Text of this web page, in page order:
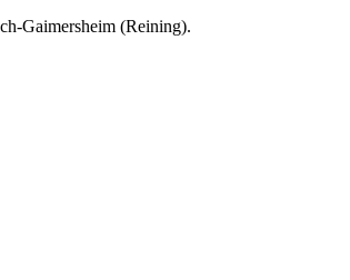
Gaimersheim (Reining).